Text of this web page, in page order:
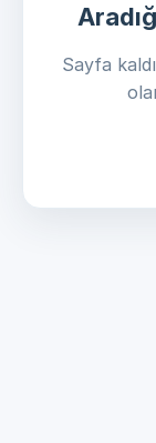
Sayfa